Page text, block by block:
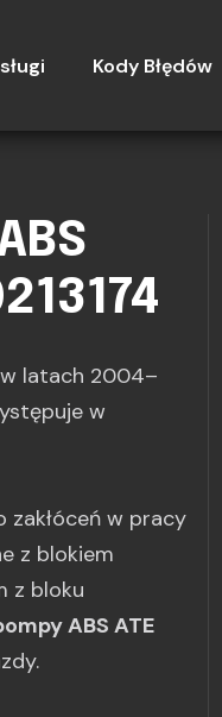
Kody Błędów
latach 2004–
w
zakłóceń w pracy
z blokiem
z bloku
ABS ATE